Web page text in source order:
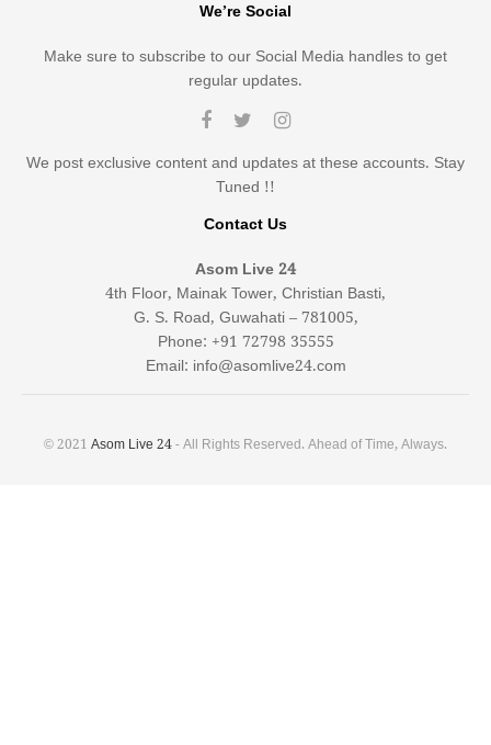
We’re Social
Make sure to subscribe to our Social Media handles to get
regular updates.
We post exclusive content and updates at these accounts. Stay
Tuned !!
Contact Us
Asom Live 24
4th Floor, Mainak Tower, Christian Basti,
G. S. Road, Guwahati – 781005,
Phone: +91 72798 35555
Email: info@asomlive24.com
© 2021 Asom Live 24- All Rights Reserved. Ahead of Time, Always.